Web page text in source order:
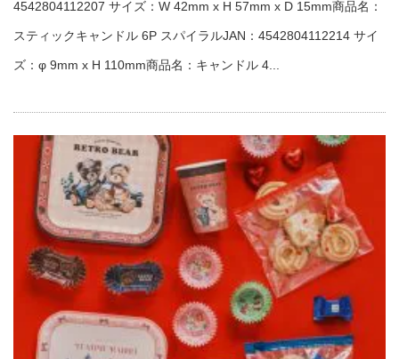
4542804112207 サイズ：W 42mm x H 57mm x D 15mm商品名：
スティックキャンドル 6P スパイラルJAN：4542804112214 サイ
ズ：φ 9mm x H 110mm商品名：キャンドル 4...